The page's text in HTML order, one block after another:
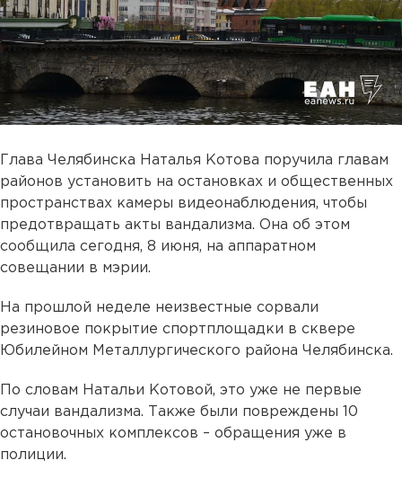
Глава Челябинска Наталья Котова поручила главам
районов установить на остановках и общественных
пространствах камеры видеонаблюдения, чтобы
предотвращать акты вандализма. Она об этом
сообщила сегодня, 8 июня, на аппаратном
совещании в мэрии.
На прошлой неделе неизвестные сорвали
резиновое покрытие спортплощадки в сквере
Юбилейном Металлургического района Челябинска.
По словам Натальи Котовой, это уже не первые
случаи вандализма. Также были повреждены 10
остановочных комплексов – обращения уже в
полиции.